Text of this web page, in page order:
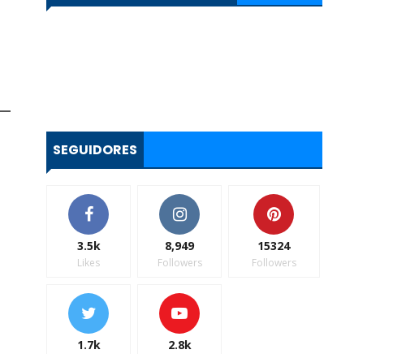
SEGUIDORES
3.5k
Likes
8,949
Followers
15324
Followers
1.7k 2.8k